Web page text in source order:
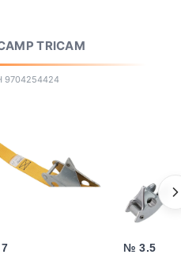
TRICAM
9704254424
№ 3.5